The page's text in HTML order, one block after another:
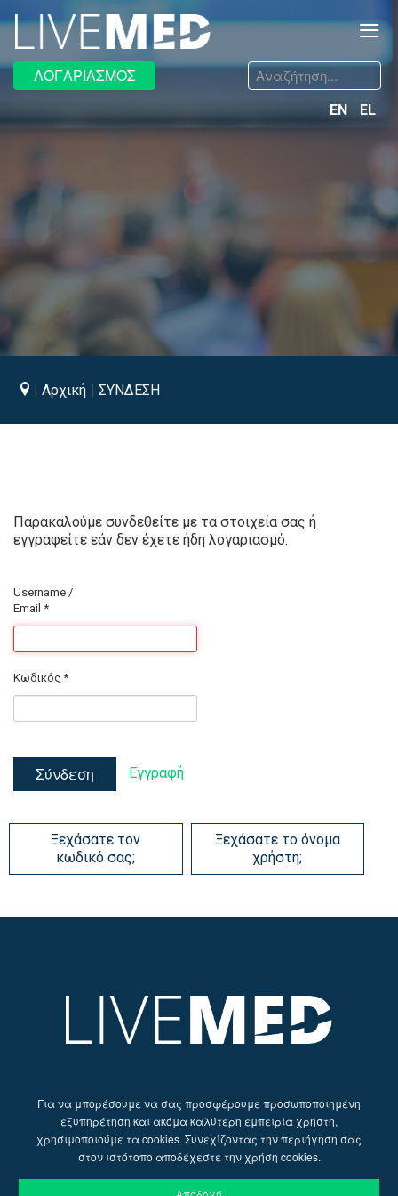
≡
ΛΟΓΑΡΙΑΣΜΟΣ Αναζήτηση...
EN EL
Αρχική ΣΥΝΔΕΣΗ
Παρακαλούμε συνδεθείτε με τα στοιχεία σας ή
εγγραφείτε εάν δεν έχετε ήδη λογαριασμό.
Username /
Email *
Κωδικός *
Σύνδεση Εγγραφή
Ξεχάσατε τον
κωδικό σας;
Ξεχάσατε το όνομα
χρήστη;
Για να μπορέσουμε να σας προσφέρουμε προσωποποιημένη
εξυπηρέτηση και ακόμα καλύτερη εμπειρία χρήστη,
χρησιμοποιούμε τα cookies. Συνεχίζοντας την περιήγηση σας
στον ιστότοπο αποδέχεστε την χρήση cookies.